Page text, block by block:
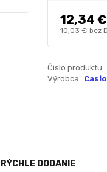
12,34 €
10,03 € bez
Číslo produktu:
Výrobca: Casio
RÝCHLE DODANIE